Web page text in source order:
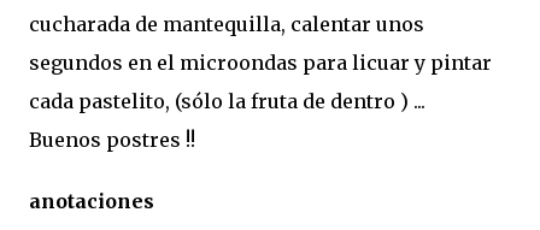
cucharada de mantequilla, calentar unos
segundos en el microondas para licuar y pintar
cada pastelito, (sólo la fruta de dentro ) ...
Buenos postres !!
anotaciones